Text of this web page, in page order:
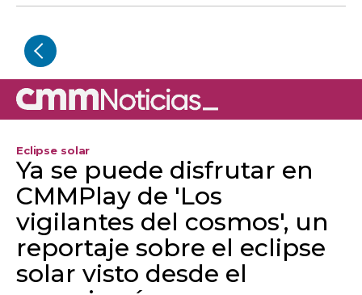
Eclipse solar
Ya se puede disfrutar en
CMMPlay de 'Los
vigilantes del cosmos', un
reportaje sobre el eclipse
solar visto desde el